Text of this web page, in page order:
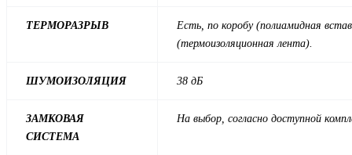
ТЕРМОРАЗРЫВ
Есть, по коробу (полиамидная
(термоизоляционная лента).
ШУМОИЗОЛЯЦИЯ 38 дБ
ЗАМКОВАЯ
СИСТЕМА
На выбор, согласно доступной